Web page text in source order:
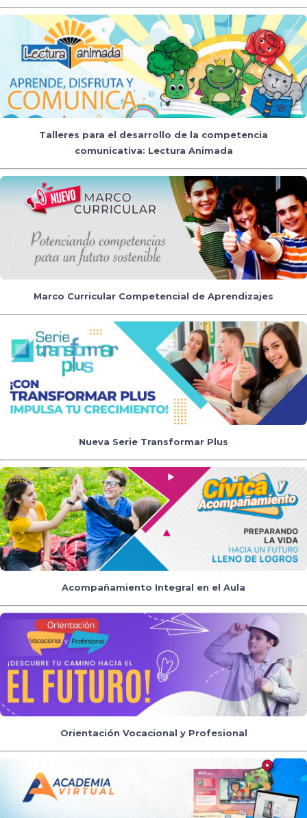
Talleres para el desarrollo de la competencia
comunicativa: Lectura Animada
Marco Curricular Competencial de Aprendizajes
Nueva Serie Transformar Plus
Acompañamiento Integral en el Aula
Orientación Vocacional y Profesional